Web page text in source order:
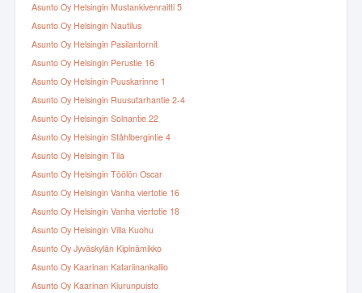
Asunto Oy Helsingin Mustankivenraitti 5
Asunto Oy Helsingin Nautilus
Asunto Oy Helsingin Pasilantornit
Asunto Oy Helsingin Perustie 16
Asunto Oy Helsingin Puuskarinne 1
Asunto Oy Helsingin Ruusutarhantie 2-4
Asunto Oy Helsingin Solnantie 22
Asunto Oy Helsingin Ståhlbergintie 4
Asunto Oy Helsingin Tila
Asunto Oy Helsingin Töölön Oscar
Asunto Oy Helsingin Vanha viertotie 16
Asunto Oy Helsingin Vanha viertotie 18
Asunto Oy Helsingin Villa Kuohu
Asunto Oy Jyväskylän Kipinämikko
Asunto Oy Kaarinan Katariinankallio
Asunto Oy Kaarinan Kiurunpuisto